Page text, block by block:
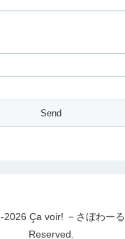
Ça voir! －さぼわー
Reserved.